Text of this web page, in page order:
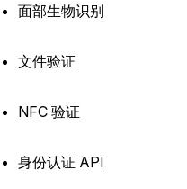
面部生物识别
文件验证
NFC 验证
身份认证 API